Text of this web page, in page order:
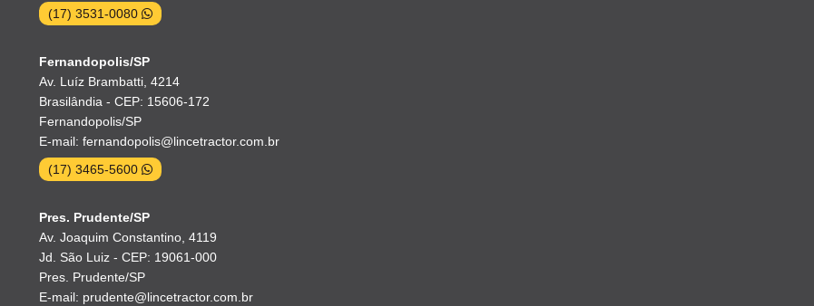
(17) 3531-0080
Fernandopolis/SP
Av. Luíz Brambatti, 4214
Brasilândia - CEP: 15606-172
Fernandopolis/SP
E-mail: fernandopolis@lincetractor.com.br
(17) 3465-5600
Pres. Prudente/SP
Av. Joaquim Constantino, 4119
Jd. São Luiz - CEP: 19061-000
Pres. Prudente/SP
E-mail: prudente@lincetractor.com.br